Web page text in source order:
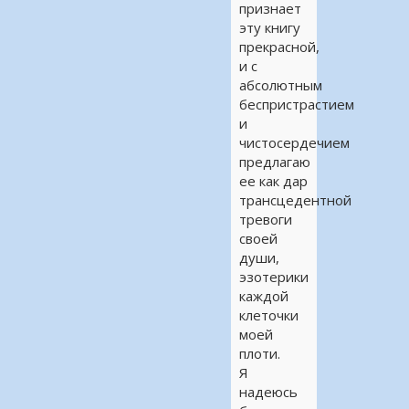
признает
эту книгу
прекрасной,
и с
абсолютным
беспристрастием
и
чистосердечием
предлагаю
ее как дар
трансцедентной
тревоги
своей
души,
эзотерики
каждой
клеточки
моей
плоти.
Я
надеюсь